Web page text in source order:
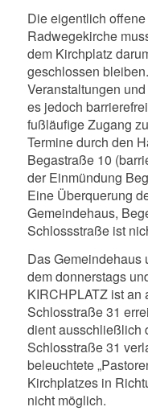
Die eigentlich
Radwegekirche
dem Kirchplatz
geschlossen
Veranstaltungen
es jedoch
fußläufige Zugang
Termine durch den
Begastraße 10
der Einmündung
Eine Überquerung
Gemeindehaus,
Schlossstraße ist
Das Gemeindehaus
dem donnerstags
KIRCHPLATZ ist an
Schlosstraße 31
dient ausschließlich
Schlosstraße 31
beleuchtete
Kirchplatzes in
nicht möglich.